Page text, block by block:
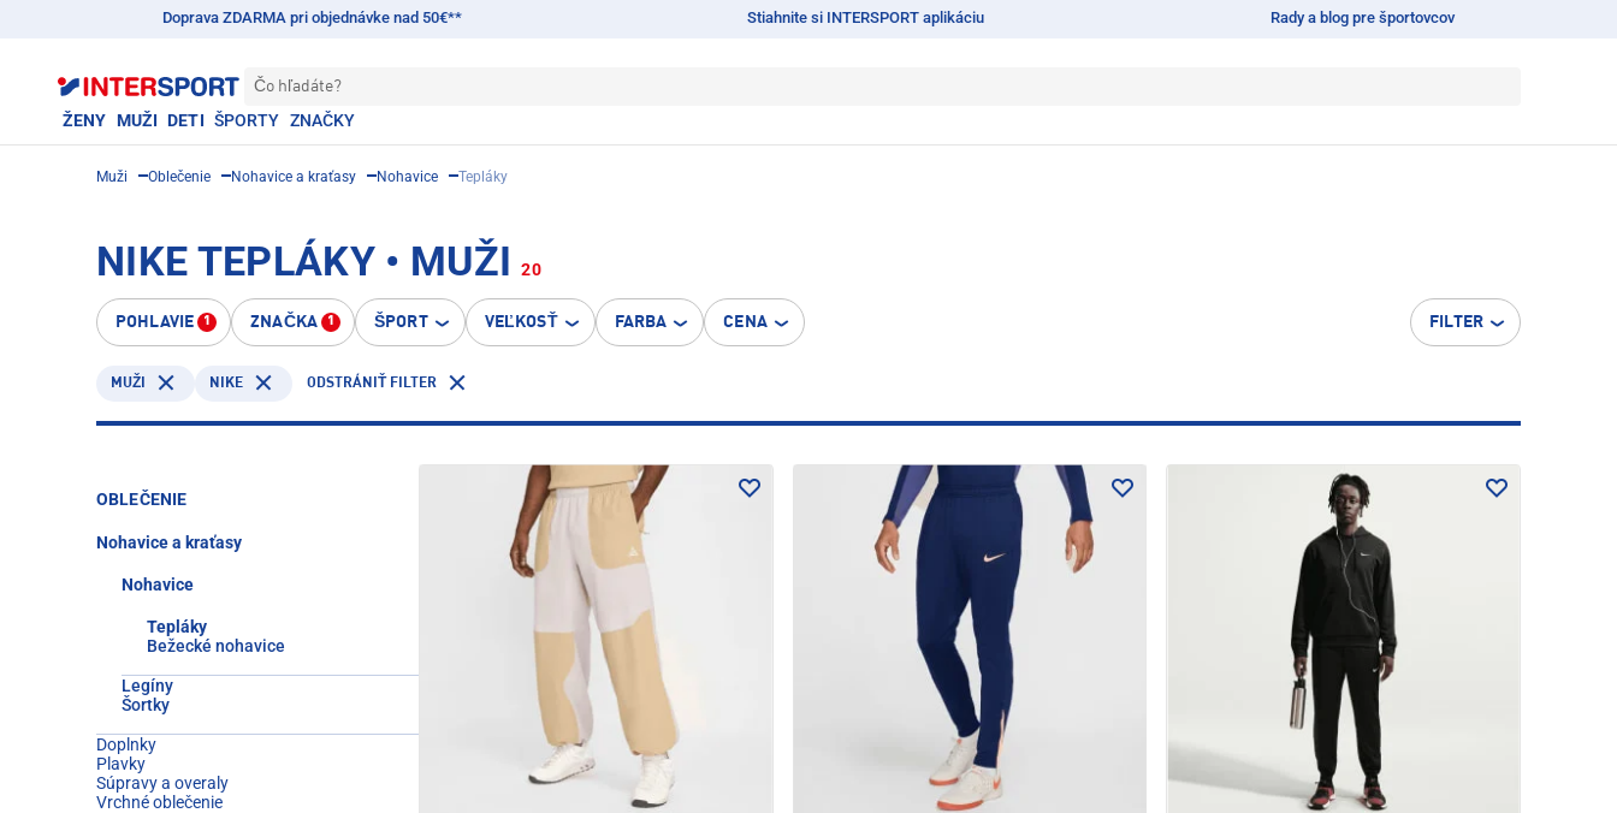
Doprava ZDARMA pri objednávke nad 50€** Stiahnite si INTERSPORT aplikáciu Rady a blog pre športovcov
Čo hľadáte?
ŽENY MUŽI DETI ŠPORTY ZNAČKY
Muži Oblečenie Nohavice a kraťasy Nohavice Tepláky
NIKE TEPLÁKY • MUŽI 20
POHLAVIE 1 ZNAČKA 1 ŠPORT VEĽKOSŤ FARBA CENA FILTER
MUŽI NIKE ODSTRÁNIŤ FILTER
OBLEČENIE
Nohavice a kraťasy
Nohavice
Tepláky
Bežecké nohavice
Legíny
Šortky
Doplnky
Plavky
Súpravy a overaly
Vrchné oblečenie